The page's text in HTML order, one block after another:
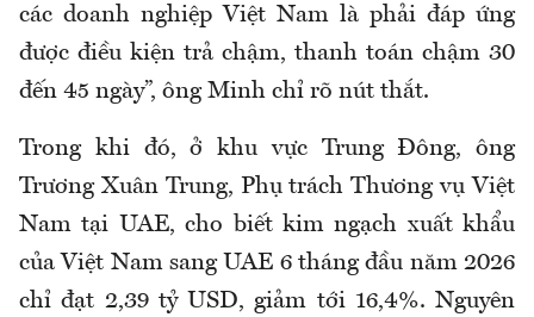
các doanh nghiệp Việt Nam là phải đáp ứng
được điều kiện trả chậm, thanh toán chậm 30
đến 45 ngày”, ông Minh chỉ rõ nút thắt.
Trong khi đó, ở khu vực Trung Đông, ông
Trương Xuân Trung, Phụ trách Thương vụ Việt
Nam tại UAE, cho biết kim ngạch xuất khẩu
của Việt Nam sang UAE 6 tháng đầu năm 2026
chỉ đạt 2,39 tỷ USD, giảm tới 16,4%. Nguyên